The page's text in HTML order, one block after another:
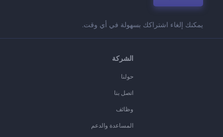
يمكنك إلغاء اشتراكك بسهولة في أي وقت.
الشركة
حولنا
اتصل بنا
وظائف
المساعدة والدعم